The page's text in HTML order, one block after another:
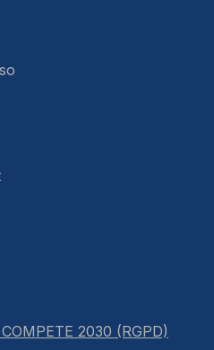
2030 (RGPD)